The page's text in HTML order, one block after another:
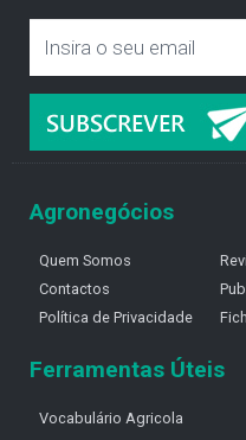
Agronegócios
Quem Somos
Contactos
Política de Privacidade
Ferramentas Úteis
Vocabulário Agricola